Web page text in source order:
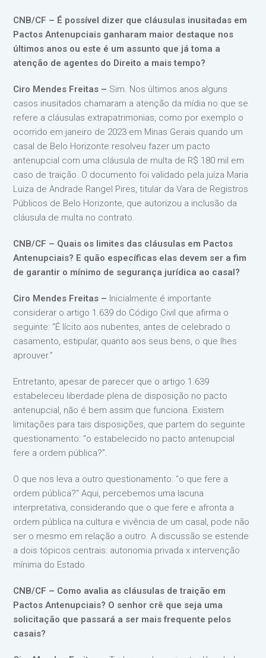
CNB/CF – É possível dizer que cláusulas inusitadas em
Pactos Antenupciais ganharam maior destaque nos
últimos anos ou este é um assunto que já toma a
atenção de agentes do Direito a mais tempo?
Ciro Mendes Freitas – Sim. Nos últimos anos alguns
casos inusitados chamaram a atenção da mídia no que se
refere a cláusulas extrapatrimonias, como por exemplo o
ocorrido em janeiro de 2023 em Minas Gerais quando um
casal de Belo Horizonte resolveu fazer um pacto
antenupcial com uma cláusula de multa de R$ 180 mil em
caso de traição. O documento foi validado pela juíza Maria
Luiza de Andrade Rangel Pires, titular da Vara de Registros
Públicos de Belo Horizonte, que autorizou a inclusão da
cláusula de multa no contrato.
CNB/CF – Quais os limites das cláusulas em Pactos
Antenupciais? E quão específicas elas devem ser a fim
de garantir o mínimo de segurança jurídica ao casal?
Ciro Mendes Freitas – Inicialmente é importante
considerar o artigo 1.639 do Código Civil que afirma o
seguinte: “É lícito aos nubentes, antes de celebrado o
casamento, estipular, quanto aos seus bens, o que lhes
aprouver.”
Entretanto, apesar de parecer que o artigo 1.639
estabeleceu liberdade plena de disposição no pacto
antenupcial, não é bem assim que funciona. Existem
limitações para tais disposições, que partem do seguinte
questionamento: “o estabelecido no pacto antenupcial
fere a ordem pública?”.
O que nos leva a outro questionamento: “o que fere a
ordem pública?” Aqui, percebemos uma lacuna
interpretativa, considerando que o que fere e afronta a
ordem pública na cultura e vivência de um casal, pode não
ser o mesmo em relação a outro. A discussão se estende
a dois tópicos centrais: autonomia privada x intervenção
mínima do Estado.
CNB/CF – Como avalia as cláusulas de traição em
Pactos Antenupciais? O senhor crê que seja uma
solicitação que passará a ser mais frequente pelos
casais?